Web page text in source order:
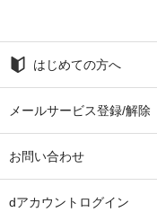
はじめての方へ
メールサービス登録/解除
お問い合わせ
dアカウントログイン